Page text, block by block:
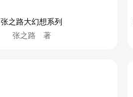
张之路大幻想系列
张之路 著